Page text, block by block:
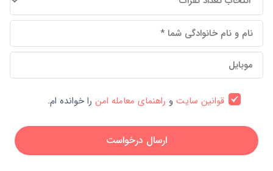
قوانین سایتو راهنمای معامله امنرا خوانده ام.
ارسال درخواست